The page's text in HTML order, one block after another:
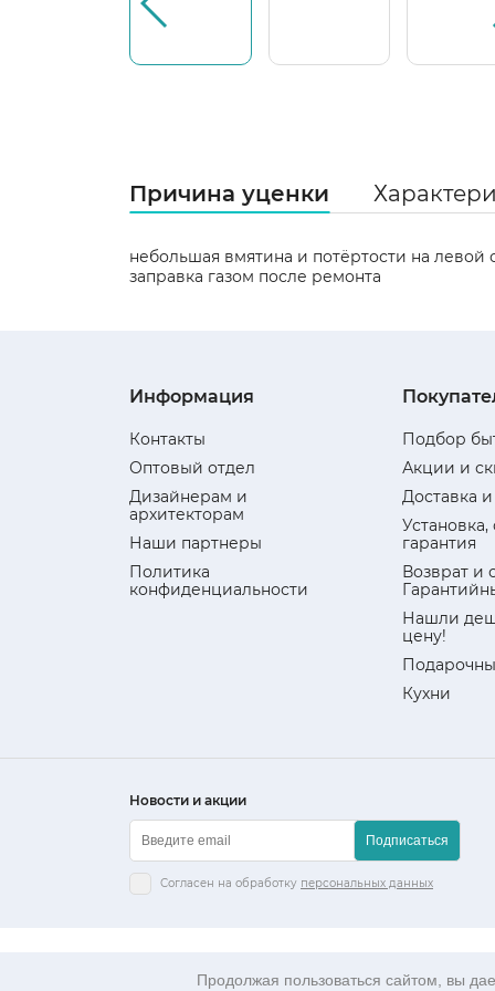
Причина уценки
небольшая вмятина и потёртости на левой
заправка газом после ремонта
Информация
Контакты
Оптовый отдел
Дизайнерам и
архитекторам
Наши партнеры
Политика
конфиденциальности
Подбор
Акции и
Доставка
гарантия
Возврат и
Нашли
цену!
Кухни
Новости и акции
Подписаться
Согласен на обработку персональных данных
Гражданского кодекса РФ.
Продолжая пользоваться сайтом, вы